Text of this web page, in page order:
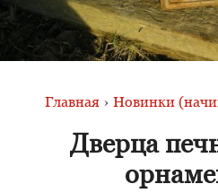
Главная › Новинки
Дверца